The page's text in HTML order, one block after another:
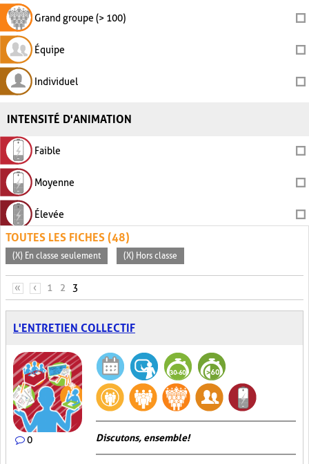
Grand groupe (> 100)
Équipe
Individuel
INTENSITÉ D'ANIMATION
Faible
Moyenne
Élevée
TOUTES LES FICHES (48)
(X) En classe seulement (X) Hors classe
PAGES
« ‹ 1 2 3
L'ENTRETIEN COLLECTIF
0 Discutons, ensemble!